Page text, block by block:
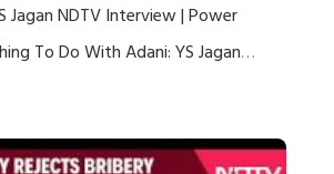
Jagan NDTV Interview | Power
To Do With Adani: YS Jagan